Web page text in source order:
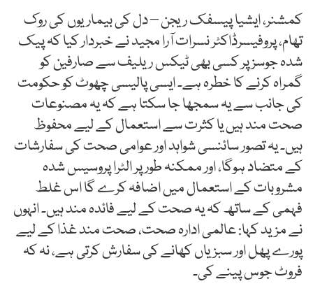
کمشنر، ایشیا پیسفک ریجن – دل کی بیماریوں کی روک
تھام، پروفیسرڈاکٹر نسرات آرا مجید نے خبردار کیا کہ پیک
شدہ جوسز پر کسی بھی ٹیکس ریلیف سے صارفین کو
گمراہ کرنے کا خطرہ ہے۔ ایسی پالیسی چھوٹ کو حکومت
کی جانب سے یہ سمجھا جا سکتا ہے کہ یہ مصنوعات
صحت مند ہیں یا کثرت سے استعمال کے لیے محفوظ
ہیں۔ یہ تصور سائنسی شواہد اور عوامی صحت کی سفارشات
کے متضاد ہوگا، اور ممکنہ طور پر الٹرا پروسیس شدہ
مشروبات کے استعمال میں اضافہ کرے گا اس غلط
فہمی کے ساتھ کہ یہ صحت کے لیے فائدہ مند ہیں۔ انہوں
نے مزید کہا: عالمی ادارہ صحت، صحت مند غذا کے لیے
پورے پھل اور سبزیاں کھانے کی سفارش کرتی ہے، نہ کہ
فروٹ جوس پینے کی۔